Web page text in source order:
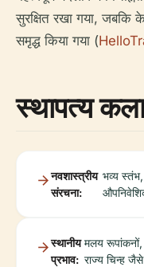
सुरक्षित रखा गया, जबकि
समृद्ध किया गया (
स्थापत्य
नवशास्त्रीय
संरचना:
भव्य
स्थानीय
प्रभाव:
मलय
राज्य चिन्ह